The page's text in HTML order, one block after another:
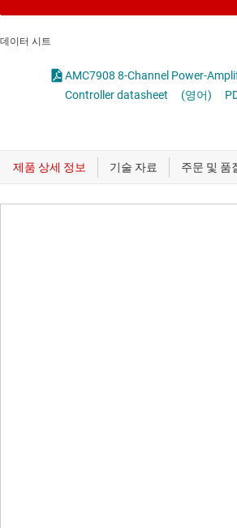
데이터 시트
AMC7908 8-Channel Power-
Controller datasheet
(영어)